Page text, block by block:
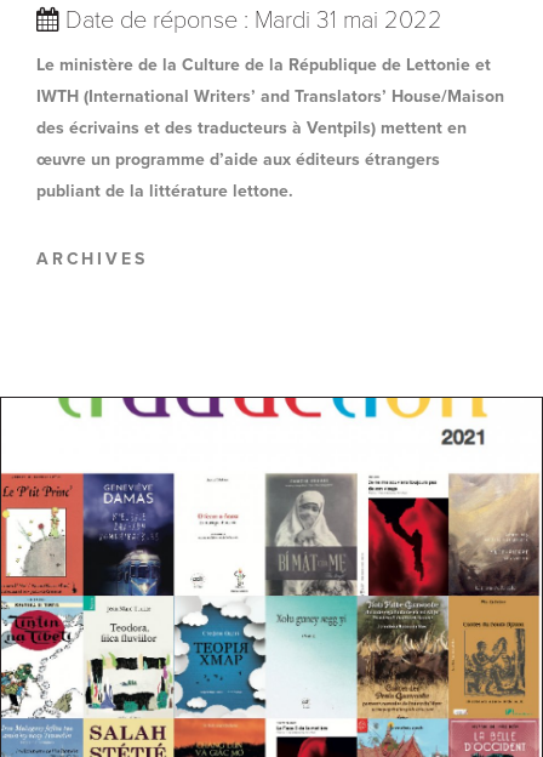
Date de réponse : Mardi 31 mai 2022
Le ministère de la Culture de la République de Lettonie et
IWTH (International Writers’ and Translators’ House/Maison
des écrivains et des traducteurs à Ventpils) mettent en
œuvre un programme d’aide aux éditeurs étrangers
publiant de la littérature lettone.
ARCHIVES